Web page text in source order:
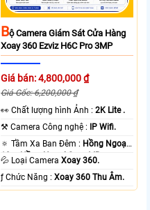
BỘ Camera Giám Sát Cửa Hàng
Xoay 360 Ezviz H6C Pro 3MP
Giá bán: 4,800,000 ₫
Giá Gốc: 6,200,000 ₫
️👀 Chất lượng hình Ảnh :2K Lite .
⚒ Camera Công nghệ : IP Wifi.
🔅 Tầm Xa Ban Đêm : Hồng Ngoại
10m Hồng Ngoại Smart IR.
💦 Loại CameraXoay 360.
️ƒ Chức Năng :Xoay 360 Thu Âm.